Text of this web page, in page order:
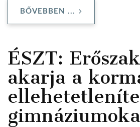
BŐVEBBEN ...
ÉSZT:
akarja a